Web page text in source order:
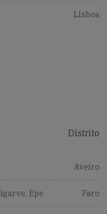
Lisboa
Distrito
Aveiro
Epe Faro